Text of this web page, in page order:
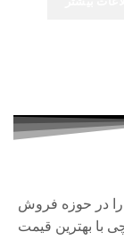
۱۳۹۰ فعالیت خود را در حوزه فروش
با بهترین قیمت